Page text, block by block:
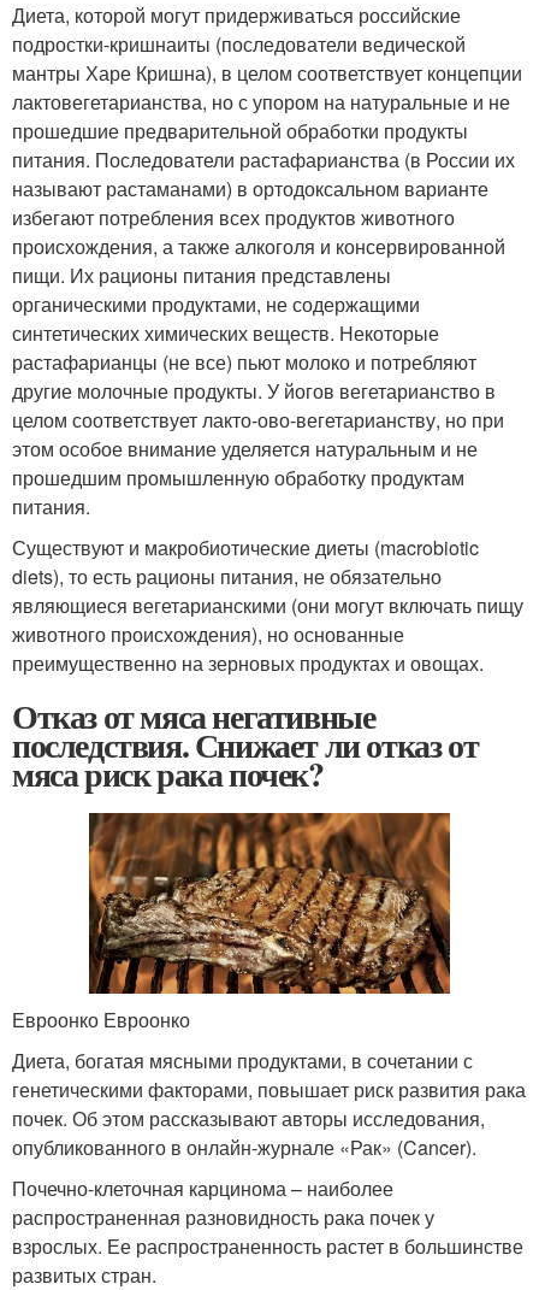
Диета, которой могут придерживаться российские
подростки-кришнаиты (последователи ведической
мантры Харе Кришна), в целом соответствует концепции
лактовегетарианства, но с упором на натуральные и не
прошедшие предварительной обработки продукты
питания. Последователи растафарианства (в России их
называют растаманами) в ортодоксальном варианте
избегают потребления всех продуктов животного
происхождения, а также алкоголя и консервированной
пищи. Их рационы питания представлены
органическими продуктами, не содержащими
синтетических химических веществ. Некоторые
растафарианцы (не все) пьют молоко и потребляют
другие молочные продукты. У йогов вегетарианство в
целом соответствует лакто-ово-вегетарианству, но при
этом особое внимание уделяется натуральным и не
прошедшим промышленную обработку продуктам
питания.
Существуют и макробиотические диеты (macrobiotic
diets), то есть рационы питания, не обязательно
являющиеся вегетарианскими (они могут включать пищу
животного происхождения), но основанные
преимущественно на зерновых продуктах и овощах.
Отказ от мяса негативные
последствия. Снижает ли отказ от
мяса риск рака почек?
Евроонко Евроонко
Диета, богатая мясными продуктами, в сочетании с
генетическими факторами, повышает риск развития рака
почек. Об этом рассказывают авторы исследования,
опубликованного в онлайн-журнале «Рак» (Cancer).
Почечно-клеточная карцинома – наиболее
распространенная разновидность рака почек у
взрослых. Ее распространенность растет в большинстве
развитых стран.